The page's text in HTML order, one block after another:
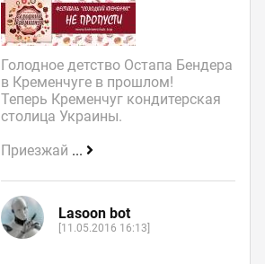
Голодное детство Остапа Бендера
в Кременчуге в прошлом!
Теперь Кременчуг кондитерская
столица Украины.
Приезжай ...
Lasoon bot
[11.05.2016 16:13]